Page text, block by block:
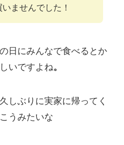
ませんでした！
日にみんなで食べるとか
いですよね。
しぶりに実家に帰ってく
うみたいな